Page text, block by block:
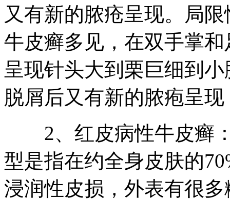
又有新的脓疮呈现。局
牛皮癣多见，在双手掌
呈现针头大到栗巨细到
脱屑后又有新的脓疱呈
2、红皮病性牛皮癣：
型是指在约全身皮肤的
浸润性皮损，外表有很